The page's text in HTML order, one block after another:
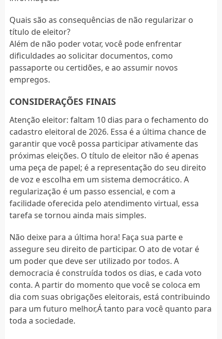
Quais são as consequências de não regularizar o
título de eleitor?
Além de não poder votar, você pode enfrentar
dificuldades ao solicitar documentos, como
passaporte ou certidões, e ao assumir novos
empregos.
CONSIDERAÇÕES FINAIS
Atenção eleitor: faltam 10 dias para o fechamento do
cadastro eleitoral de 2026. Essa é a última chance de
garantir que você possa participar ativamente das
próximas eleições. O título de eleitor não é apenas
uma peça de papel; é a representação do seu direito
de voz e escolha em um sistema democrático. A
regularização é um passo essencial, e com a
facilidade oferecida pelo atendimento virtual, essa
tarefa se tornou ainda mais simples.
Não deixe para a última hora! Faça sua parte e
assegure seu direito de participar. O ato de votar é
um poder que deve ser utilizado por todos. A
democracia é construída todos os dias, e cada voto
conta. A partir do momento que você se coloca em
dia com suas obrigações eleitorais, está contribuindo
para um futuro melhor,Á tanto para você quanto para
toda a sociedade.